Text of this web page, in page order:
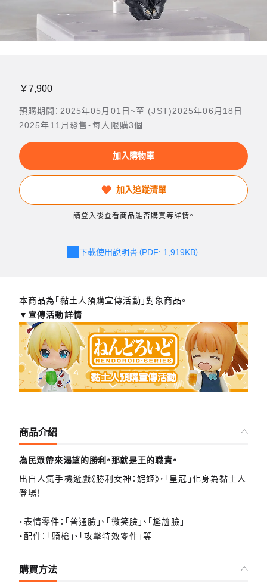
￥7,900
預購期間：2025年05月01日~至 (JST)2025年06月18日
2025年11月發售・每人限購3個
加入購物車
加入追蹤清單
請登入後查看商品能否購買等詳情。
下載使用說明書（PDF: 1,919KB）
本商品為「黏土人預購宣傳活動」對象商品。
▼宣傳活動詳情
商品介紹
為民眾帶來渴望的勝利。那就是王的職責。
出自人氣手機遊戲《勝利女神：妮姬》，「皇冠」化身為黏土人
登場！
・表情零件：「普通臉」、「微笑臉」、「尷尬臉」
・配件：「騎槍」、「攻擊特效零件」等
購買方法